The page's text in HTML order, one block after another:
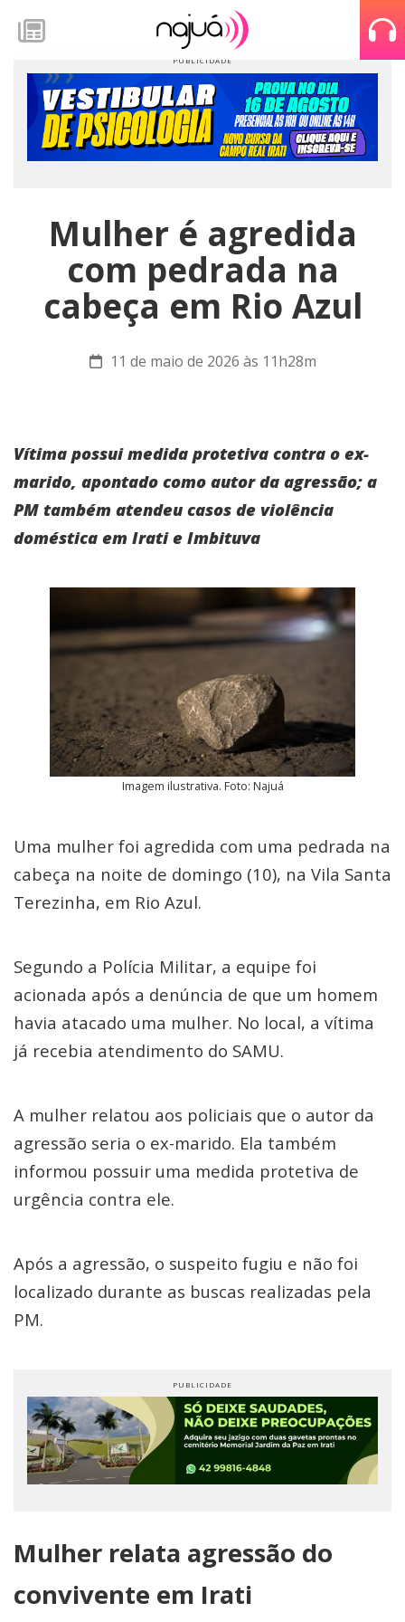
Mulher é agredida
com pedrada na
cabeça em Rio Azul
11 de maio de 2026 às 11h28m
Vítima possui medida protetiva contra o ex-
marido, apontado como autor da agressão; a
PM também atendeu casos de violência
doméstica em Irati e Imbituva
Imagem ilustrativa. Foto: Najuá
Uma mulher foi agredida com uma pedrada na
cabeça na noite de domingo (10), na Vila Santa
Terezinha, em Rio Azul.
Segundo a Polícia Militar, a equipe foi
acionada após a denúncia de que um homem
havia atacado uma mulher. No local, a vítima
já recebia atendimento do SAMU.
A mulher relatou aos policiais que o autor da
agressão seria o ex-marido. Ela também
informou possuir uma medida protetiva de
urgência contra ele.
Após a agressão, o suspeito fugiu e não foi
localizado durante as buscas realizadas pela
PM.
Mulher relata agressão do
convivente em Irati